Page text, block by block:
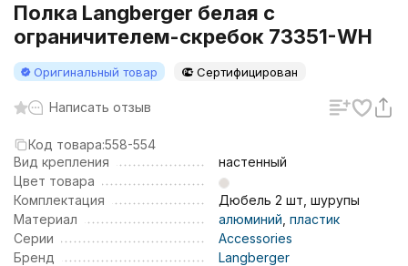
Полка Langberger белая с
ограничителем-скребок 73351-WH
Оригинальный товар Сертифицирован
Написать отзыв
Код товара:558-554
Вид крепления
настенный
Цвет товара
Комплектация
Дюбель 2 шт, шурупы
Материал
алюминий пластик
Серии
Accessories
Бренд
Langberger